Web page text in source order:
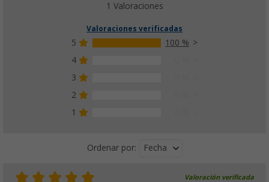
1 Valoraciones
Valoraciones verificadas
5
100 %
4
3
2
1
Ordenar por: Fecha
Valoración verificada